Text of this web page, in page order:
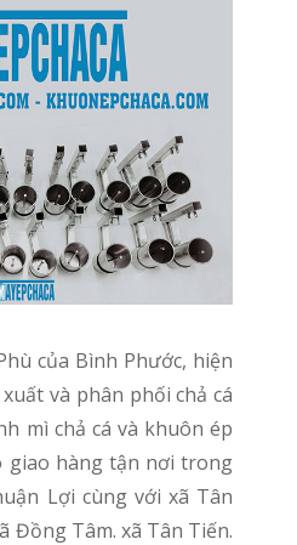
và phân phối chả cá
mì chả cá và khuôn ép
giao hàng tận nơi trong
Lợi cùng với xã Tân
Đồng Tâm. xã Tân Tiến.